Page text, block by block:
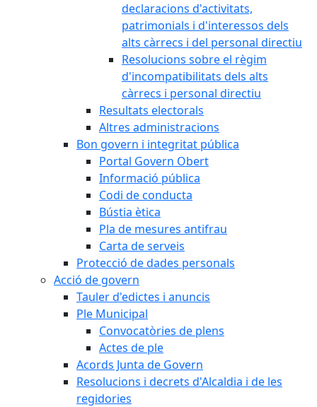
declaracions d'activitats,
patrimonials i d'interessos dels
alts càrrecs i del personal directiu
Resolucions sobre el règim
d'incompatibilitats dels alts
càrrecs i personal directiu
Resultats electorals
Altres administracions
Bon govern i integritat pública
Portal Govern Obert
Informació pública
Codi de conducta
Bústia ètica
Pla de mesures antifrau
Carta de serveis
Protecció de dades personals
Acció de govern
Tauler d'edictes i anuncis
Ple Municipal
Convocatòries de plens
Actes de ple
Acords Junta de Govern
Resolucions i decrets d'Alcaldia i de les
regidories